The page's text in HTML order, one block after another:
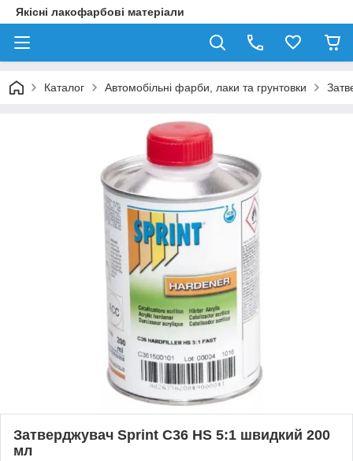
Якісні лакофарбові матеріали
Каталог Автомобільні фарби, лаки та грунтовки
Затверджувач Sprint C36 HS 5:1 швидкий 200
мл